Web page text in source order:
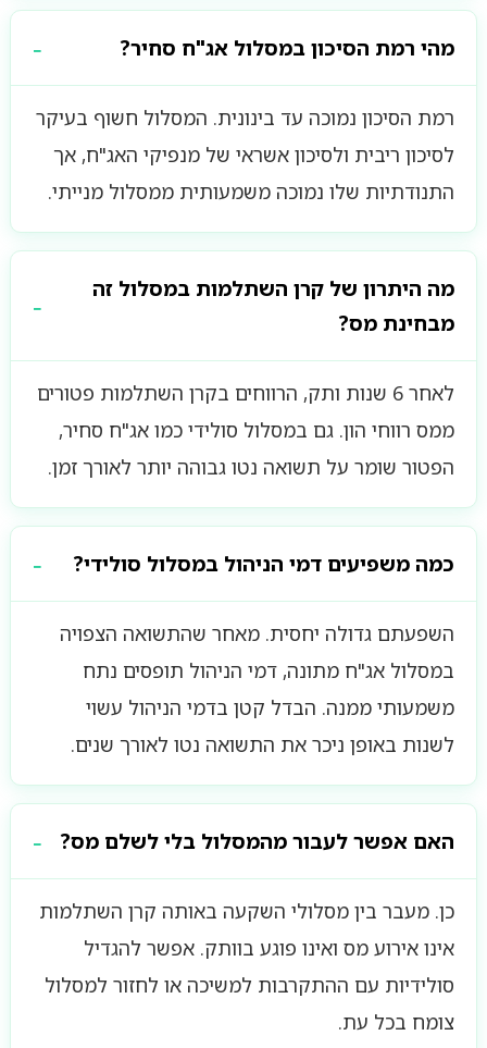
מהי רמת הסיכון במסלול אג"ח סחיר?
רמת הסיכון נמוכה עד בינונית. המסלול חשוף בעיקר
לסיכון ריבית ולסיכון אשראי של מנפיקי האג"ח, אך
התנודתיות שלו נמוכה משמעותית ממסלול מנייתי.
מה היתרון של קרן השתלמות במסלול זה
מבחינת מס?
לאחר 6 שנות ותק, הרווחים בקרן השתלמות פטורים
ממס רווחי הון. גם במסלול סולידי כמו אג"ח סחיר,
הפטור שומר על תשואה נטו גבוהה יותר לאורך זמן.
כמה משפיעים דמי הניהול במסלול סולידי?
השפעתם גדולה יחסית. מאחר שהתשואה הצפויה
במסלול אג"ח מתונה, דמי הניהול תופסים נתח
משמעותי ממנה. הבדל קטן בדמי הניהול עשוי
לשנות באופן ניכר את התשואה נטו לאורך שנים.
האם אפשר לעבור מהמסלול בלי לשלם מס?
כן. מעבר בין מסלולי השקעה באותה קרן השתלמות
אינו אירוע מס ואינו פוגע בוותק. אפשר להגדיל
סולידיות עם ההתקרבות למשיכה או לחזור למסלול
צומח בכל עת.